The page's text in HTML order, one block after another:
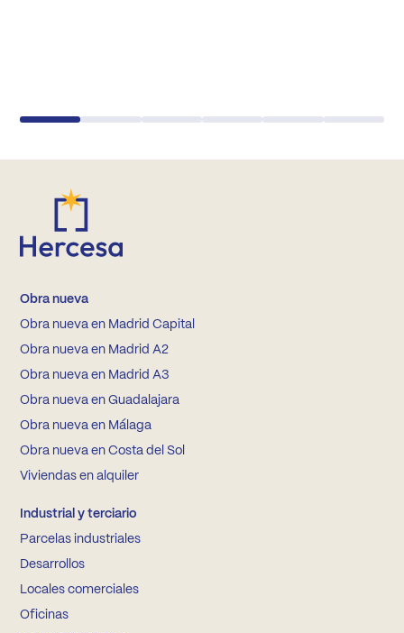
Obra nueva
Obra nueva en Madrid Capital
Obra nueva en Madrid A2
Obra nueva en Madrid A3
Obra nueva en Guadalajara
Obra nueva en Málaga
Obra nueva en Costa del Sol
Viviendas en alquiler
Industrial y terciario
Parcelas industriales
Desarrollos
Locales comerciales
Oficinas